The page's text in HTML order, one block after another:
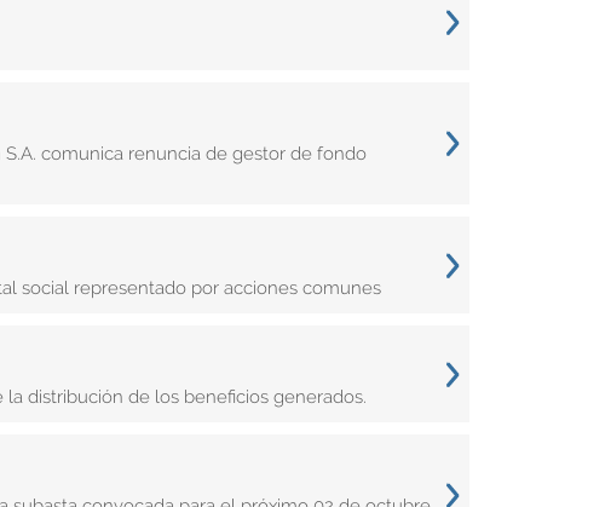
comunica renuncia de gestor de fondo
social representado por acciones comunes
distribución de los beneficios generados.